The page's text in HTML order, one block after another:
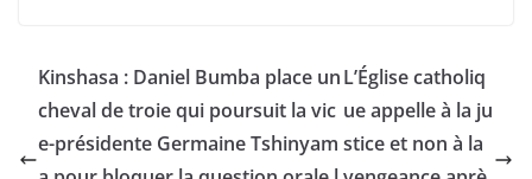
Kinshasa : Daniel Bumba place un
cheval de troie qui poursuit la vic
e-présidente Germaine Tshinyam
L’Église catholiq
ue appelle à la ju
stice et non à la